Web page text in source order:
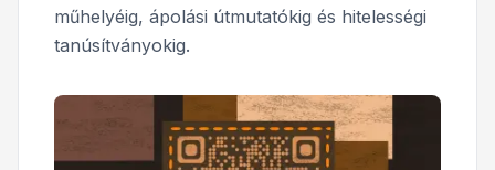
műhelyéig, ápolási útmutatókig és hitelességi
tanúsítványokig.